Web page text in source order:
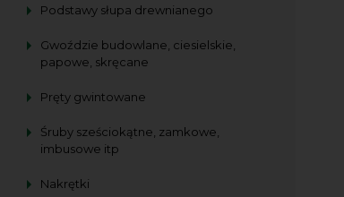
Podstawy słupa drewnianego
Gwoździe budowlane, ciesielskie,
papowe, skręcane
Pręty gwintowane
Śruby sześciokątne, zamkowe,
imbusowe itp
Nakrętki